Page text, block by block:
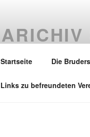
1857 E.V.
Startseite Die
Links zu befreundeten